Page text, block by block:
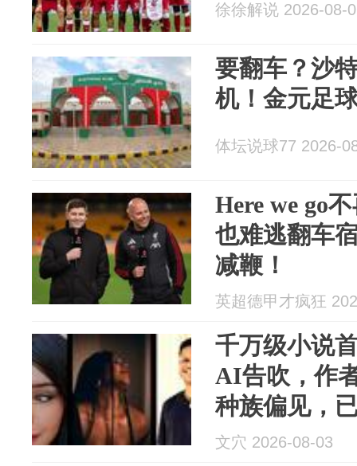
徐徐解说 2026-08-
要翻车？沙
机！金元足
体坛说球77 2026-
Here we go
也难逃翻车
减鞭！
英超德甲才疯狂
千万级小说
AI告吹，作
种族偏见，
类似遭遇
文穴 2026-08-03